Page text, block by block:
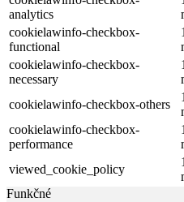
analytics
cookielawinfo-checkbox-
functional
cookielawinfo-checkbox-
necessary
cookielawinfo-checkbox-others
cookielawinfo-checkbox-
performance
viewed_cookie_policy
Funkčné